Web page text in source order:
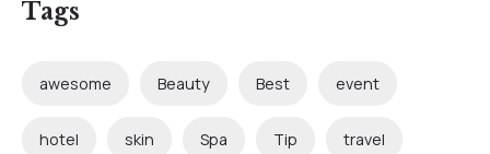
Tags
awesome Beauty Best event
hotel skin Spa Tip travel